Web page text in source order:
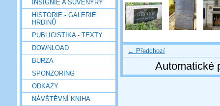
INSIGNIE A SUVENYRY
HISTORIE - GALERIE
HRDINŮ
PUBLICISTIKA - TEXTY
DOWNLOAD
BURZA
SPONZORING
ODKAZY
NÁVŠTĚVNÍ KNIHA
← Předchozí
Automatické